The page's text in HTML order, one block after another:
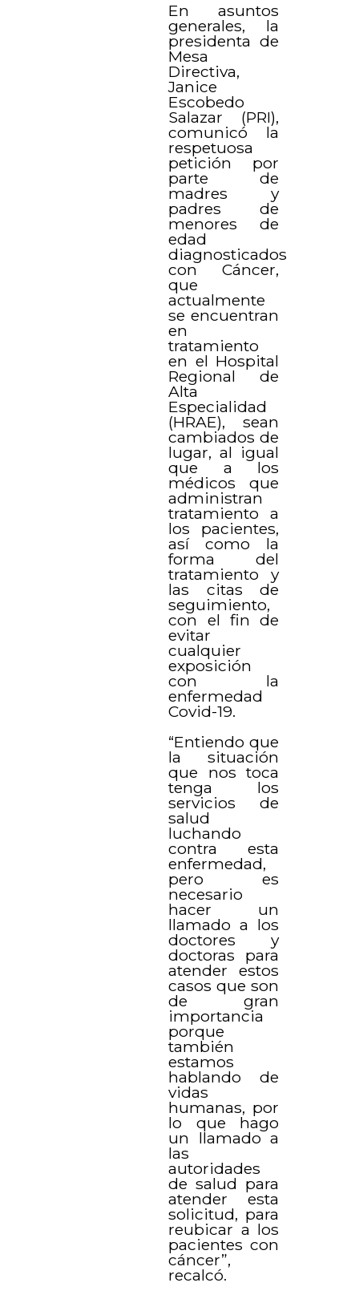
En asuntos
generales, la
presidenta de
Mesa
Directiva,
Janice
Escobedo
Salazar (PRI),
comunicó la
respetuosa
petición por
parte de
madres y
padres de
menores de
edad
diagnosticados
con Cáncer,
que
actualmente
se encuentran
en
tratamiento
en el Hospital
Regional de
Alta
Especialidad
(HRAE), sean
cambiados de
lugar, al igual
que a los
médicos que
administran
tratamiento a
los pacientes,
así como la
forma del
tratamiento y
las citas de
seguimiento,
con el fin de
evitar
cualquier
exposición
con la
enfermedad
Covid-19.
“Entiendo que
la situación
que nos toca
tenga los
servicios de
salud
luchando
contra esta
enfermedad,
pero es
necesario
hacer un
llamado a los
doctores y
doctoras para
atender estos
casos que son
de gran
importancia
porque
también
estamos
hablando de
vidas
humanas, por
lo que hago
un llamado a
las
autoridades
de salud para
atender esta
solicitud, para
reubicar a los
pacientes con
cáncer”,
recalcó.